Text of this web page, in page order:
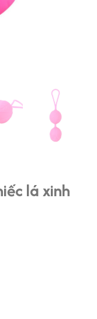
lá xinh